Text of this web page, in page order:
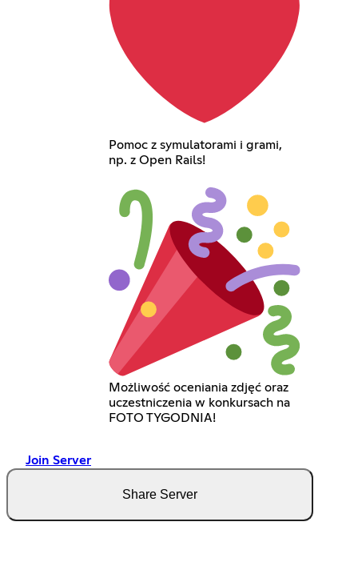
Pomoc z symulatorami i grami,
np. z Open Rails!
Możliwość oceniania zdjęć oraz
uczestniczenia w konkursach na
FOTO TYGODNIA!
Join Server
Share Server